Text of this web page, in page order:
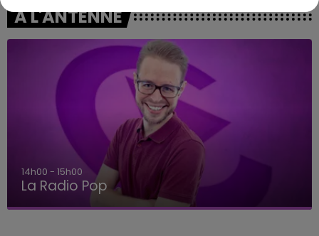
A L'ANTENNE
14h00 - 15h00
La Radio Pop